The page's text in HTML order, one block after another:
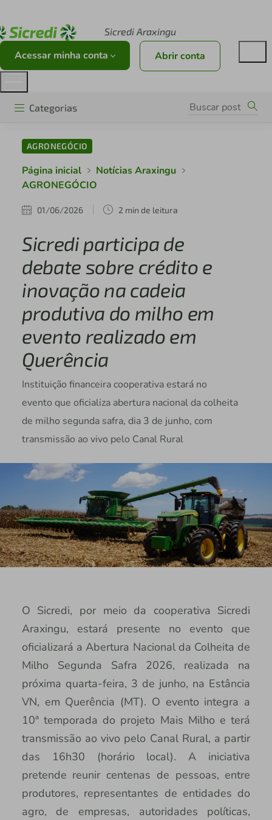
Sicredi Araxingu
Acessar minha conta Abrir conta
Categorias
AGRONEGÓCIO
Página inicial
Notícias Araxingu
AGRONEGÓCIO
01/06/2026 2 min de leitura
Sicredi participa de
debate sobre crédito e
inovação na cadeia
produtiva do milho em
evento realizado em
Querência
Instituição financeira cooperativa estará no
evento que oficializa abertura nacional da colheita
de milho segunda safra, dia 3 de junho, com
transmissão ao vivo pelo Canal Rural
O Sicredi, por meio da cooperativa Sicredi
Araxingu, estará presente no evento que
oficializará a Abertura Nacional da Colheita de
Milho Segunda Safra 2026, realizada na
próxima quarta-feira, 3 de junho, na Estância
VN, em Querência (MT). O evento integra a
10ª temporada do projeto Mais Milho e terá
transmissão ao vivo pelo Canal Rural, a partir
das 16h30 (horário local). A iniciativa
pretende reunir centenas de pessoas, entre
produtores, representantes de entidades do
agro, de empresas, autoridades políticas,